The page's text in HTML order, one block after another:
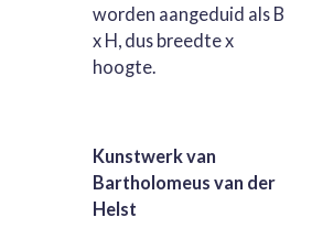
worden aangeduid als B
x H, dus breedte x
hoogte.
Kunstwerk van
Bartholomeus van der
Helst